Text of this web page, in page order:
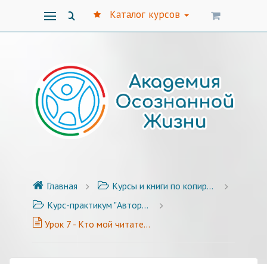
Каталог курсов
Главная
Курсы и книги по копирайтингу
Курс-практикум "Авторский стиль публикаций" - 25 уроков с примерами и заданиями
Урок 7 - Кто мой читатель?